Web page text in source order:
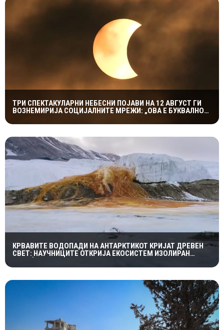
ТРИ СПЕКТАКУЛАРНИ НЕБЕСНИ ПОЈАВИ НА 12 АВГУСТ ГИ
ВОЗНЕМИРИЈА СОЦИЈАЛНИТЕ МРЕЖИ: „ОВА Е БУКВАЛНО
КРВАВИТЕ ВОДОПАДИ НА АНТАРКТИКОТ КРИЈАТ ДРЕВЕН
СВЕТ: НАУЧНИЦИТЕ ОТКРИЈА ЕКОСИСТЕМ ИЗОЛИРАН